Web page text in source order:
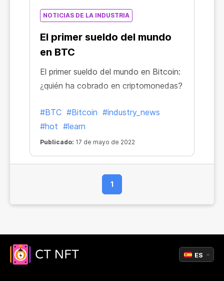
NOTICIAS DE LA INDUSTRIA
El primer sueldo del mundo
en BTC
El primer sueldo del mundo en Bitcoin:
¿quién ha cobrado en criptomonedas?
#BTC #Bitcoin #industry_news
#hot #learn
Publicado: 17 de mayo de 2022
1
ES